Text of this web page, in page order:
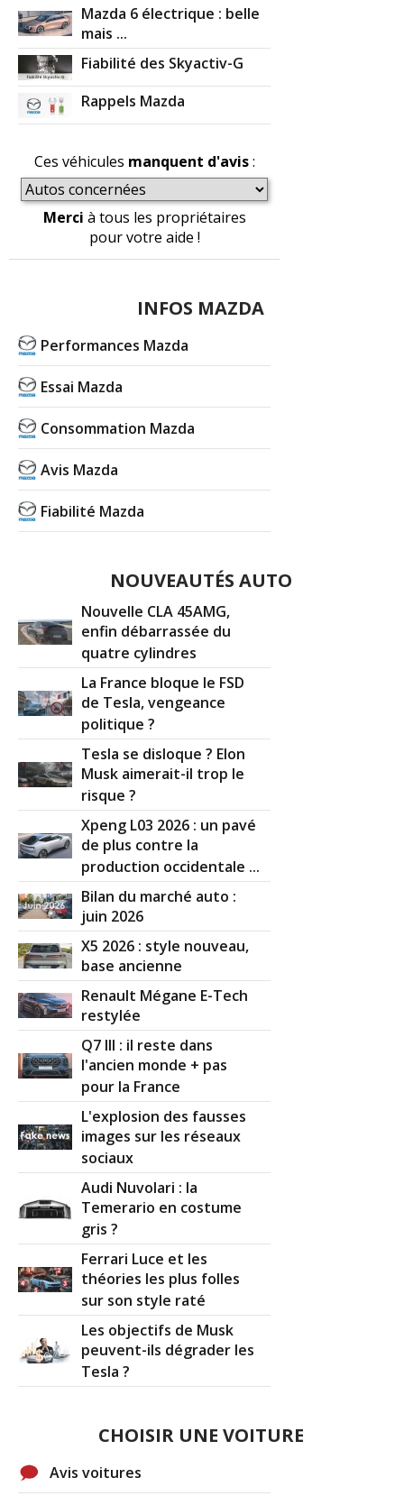
Mazda 6 électrique : belle
mais ...
Fiabilité des Skyactiv-G
Rappels Mazda
Ces véhicules manquent d'avis:
Merci à tous les propriétaires
pour votre aide !
INFOS MAZDA
Performances Mazda
Essai Mazda
Consommation Mazda
Avis Mazda
Fiabilité Mazda
NOUVEAUTÉS AUTO
Nouvelle CLA 45AMG,
enfin débarrassée du
quatre cylindres
La France bloque le FSD
de Tesla, vengeance
politique ?
Tesla se disloque ? Elon
Musk aimerait-il trop le
risque ?
Xpeng L03 2026 : un pavé
de plus contre la
production occidentale ...
Bilan du marché auto :
juin 2026
X5 2026 : style nouveau,
base ancienne
Renault Mégane E-Tech
restylée
Q7 III : il reste dans
l'ancien monde + pas
pour la France
L'explosion des fausses
images sur les réseaux
sociaux
Audi Nuvolari : la
Temerario en costume
gris ?
Ferrari Luce et les
théories les plus folles
sur son style raté
Les objectifs de Musk
peuvent-ils dégrader les
Tesla ?
CHOISIR UNE VOITURE
Avis voitures